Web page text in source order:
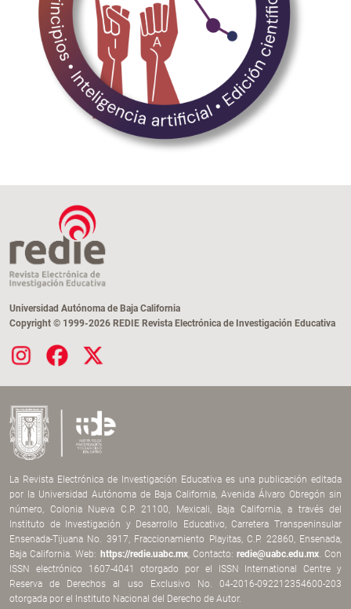
Universidad Autónoma de Baja California
Copyright © 1999-2026 REDIE Revista Electrónica de Investigación Educativa
La Revista Electrónica de Investigación Educativa es una publicación editada
por la Universidad Autónoma de Baja California, Avenida Álvaro Obregón sin
número, Colonia Nueva C.P. 21100, Mexicali, Baja California, a través del
Instituto de Investigación y Desarrollo Educativo, Carretera Transpeninsular
Ensenada-Tijuana No. 3917, Fraccionamiento Playitas, C.P. 22860, Ensenada,
Baja California. Web: https://redie.uabc.mx, Contacto: redie@uabc.edu.mx. Con
ISSN electrónico 1607-4041 otorgado por el ISSN International Centre y
Reserva de Derechos al uso Exclusivo No. 04-2016-092212354600-203
otorgada por el Instituto Nacional del Derecho de Autor.